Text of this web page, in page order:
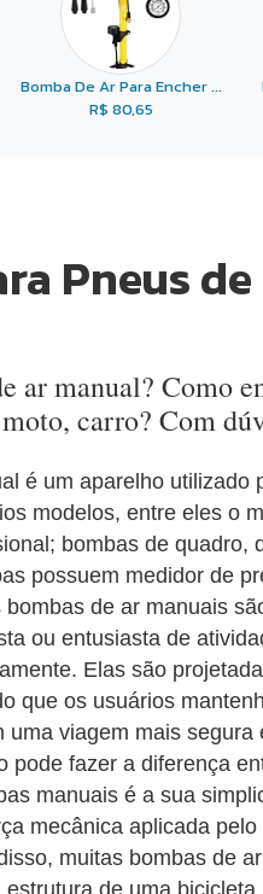
Bomba De Ar Para Encher ...
R$ 80,65
Pneus
ar manual? Como
carro? Com
é um aparelho utilizado
modelos, entre eles o
bombas de quadro,
possuem medidor de
de ar manuais
ou entusiasta de
Elas são
que os usuários
uma viagem mais
fazer a diferença
manuais é a sua
mecânica aplicada
muitas bombas de